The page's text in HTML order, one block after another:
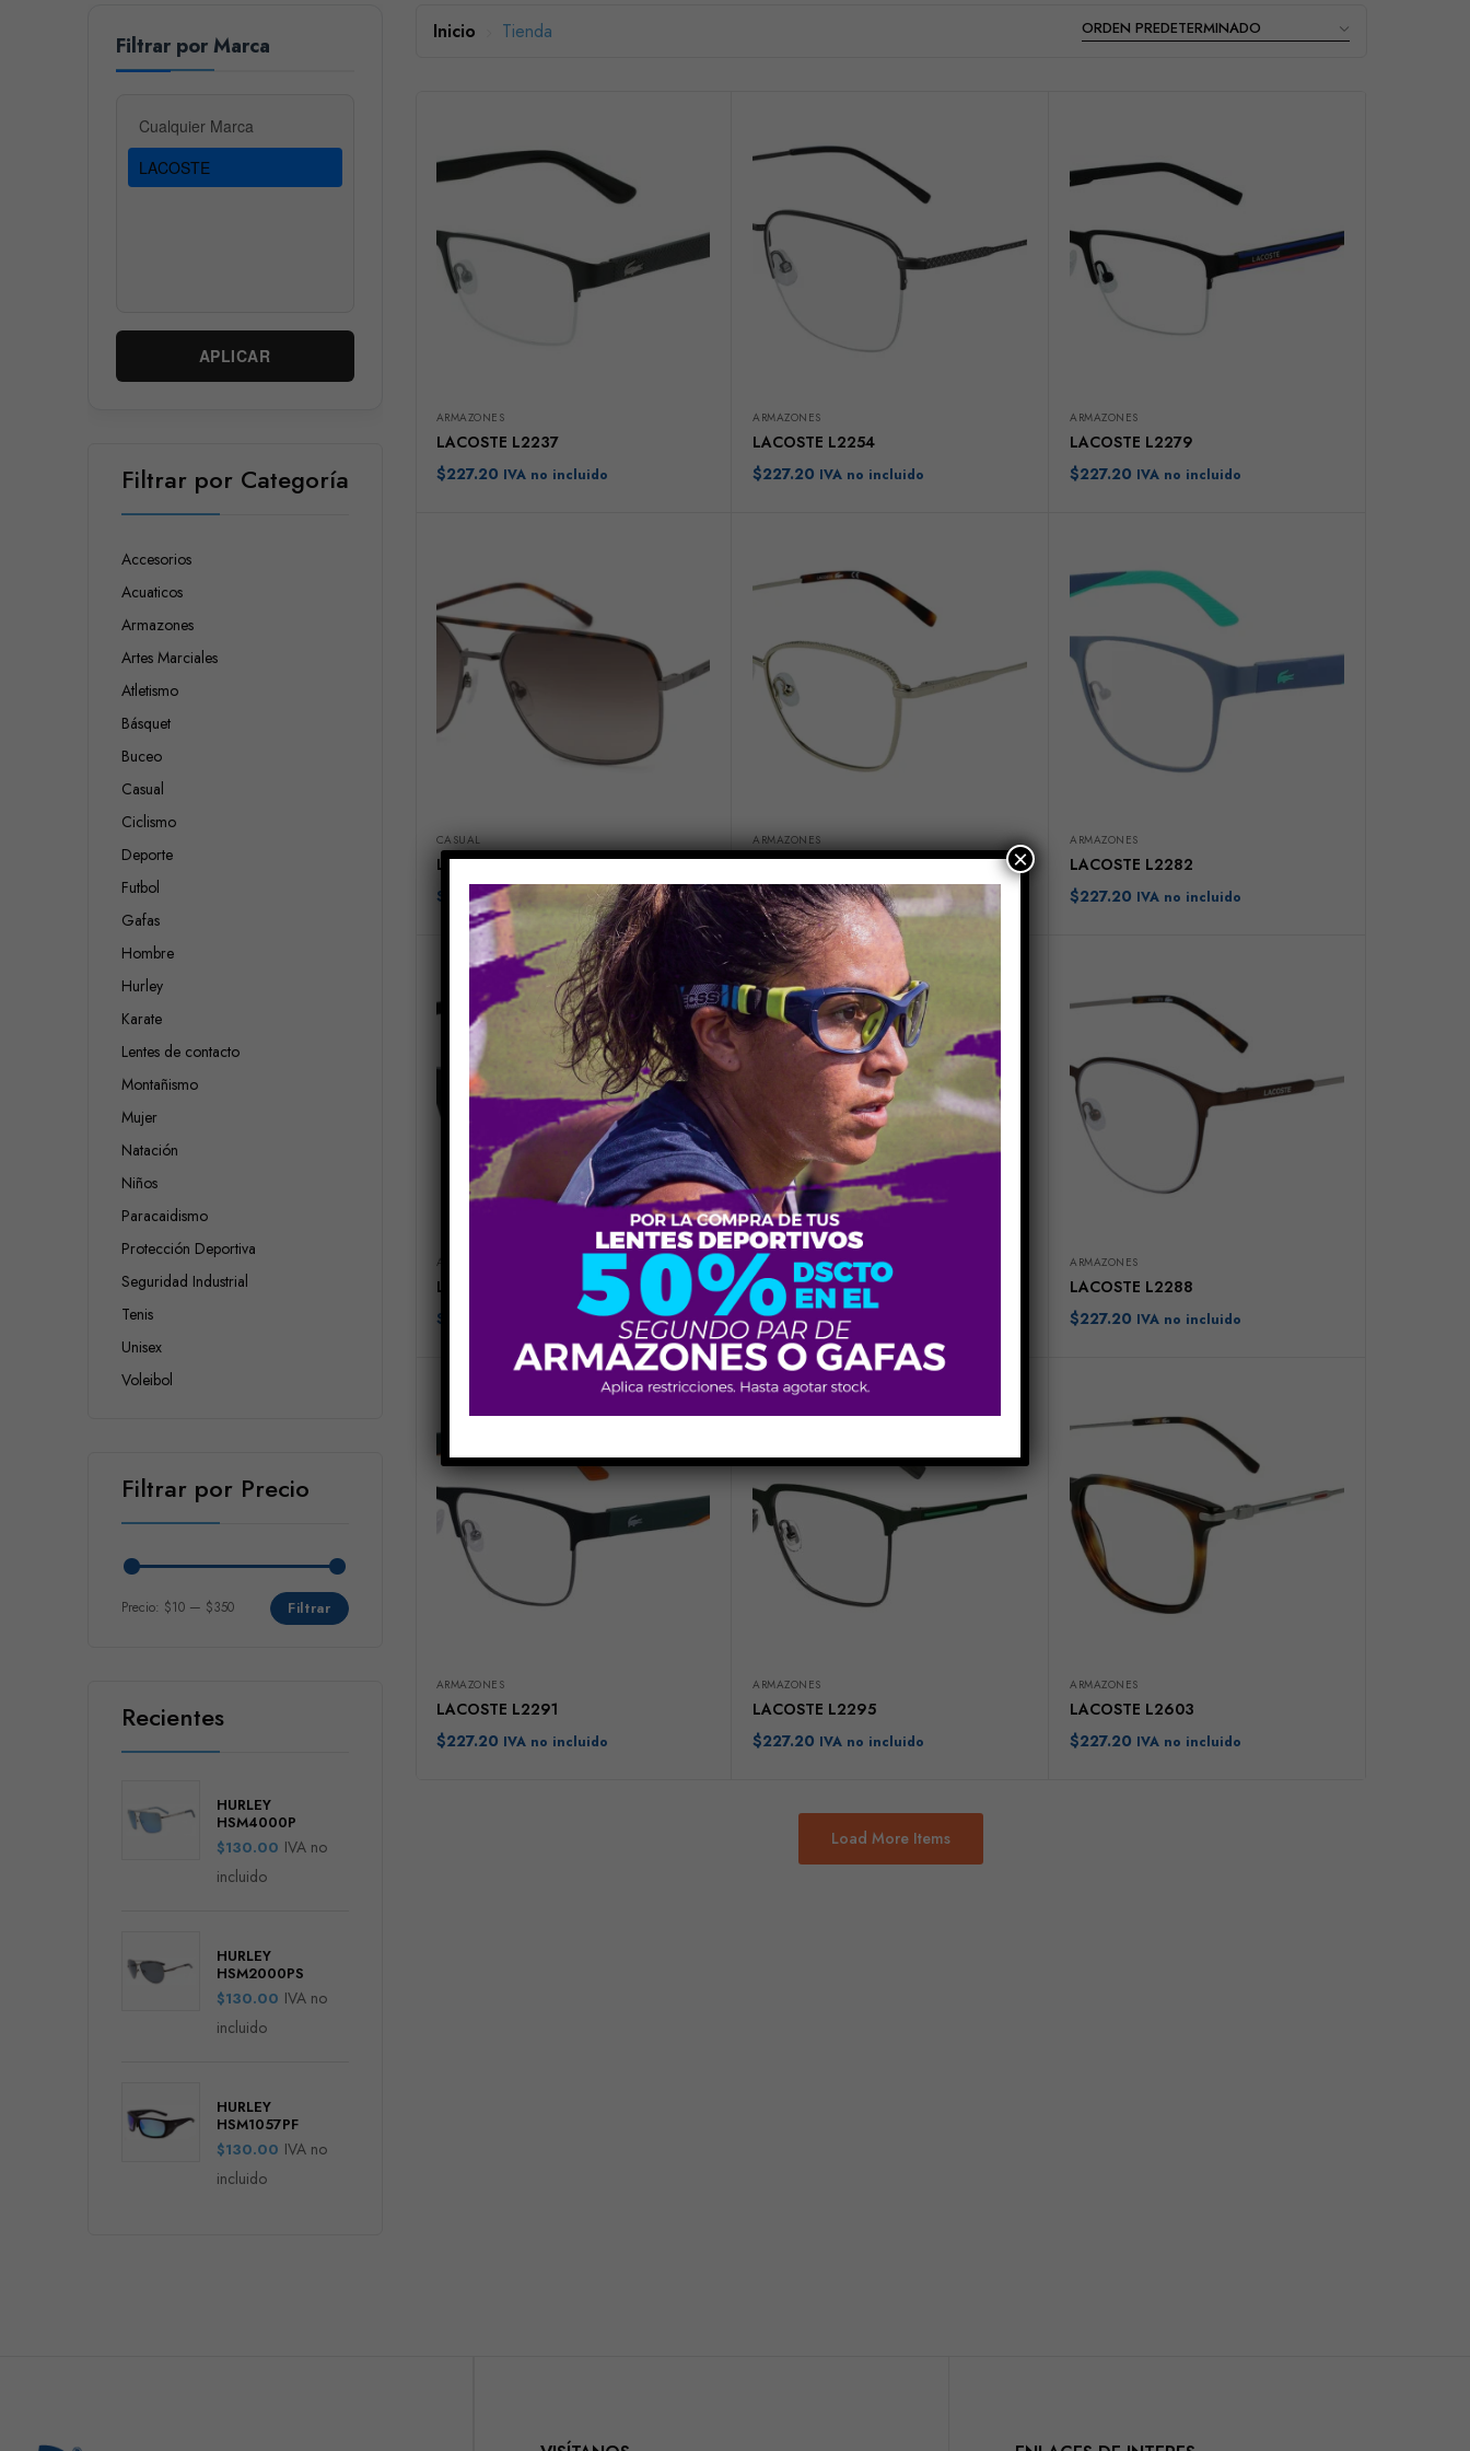
Filtrar por Marca
APLICAR
Filtrar por Categoría
Accesorios
Acuaticos
Armazones
Artes Marciales
Atletismo
Básquet
Buceo
Casual
Ciclismo
Deporte
Futbol
Gafas
Hombre
Hurley
Karate
Lentes de contacto
Montañismo
Mujer
Natación
Niños
Paracaidismo
Protección Deportiva
Seguridad Industrial
Tenis
Unisex
Voleibol
Filtrar por Precio
Filtrar
Precio: $10— $350
Recientes
HURLEY
HSM4000P
$130.00 IVA no
incluido
HURLEY
HSM2000PS
$130.00 IVA no
incluido
HURLEY
HSM1057PF
$130.00 IVA no
incluido
Inicio Tienda
ARMAZONES
LACOSTE L2237
$227.20 IVA no incluido
ARMAZONES
LACOSTE L2254
$227.20 IVA no incluido
ARMAZONES
LACOSTE L2279
$227.20 IVA no incluido
CASUAL
LACOSTE L227S
$
261.63 IVA no incluido
ARMAZONES
LACOSTE L2281
$227.20 IVA no incluido
ARMAZONES
LACOSTE L2282
$227.20 IVA no incluido
ARMAZONES
LACOSTE L2286
$
IVA no incluido
ARMAZONES
LACOSTE L2286
$227.20 IVA no incluido
ARMAZONES
LACOSTE L2288
$227.20 IVA no incluido
ARMAZONES
LACOSTE L2291
$227.20 IVA no incluido
ARMAZONES
LACOSTE L2295
$227.20 IVA no incluido
ARMAZONES
LACOSTE L2603
$227.20 IVA no incluido
Load More Items
×